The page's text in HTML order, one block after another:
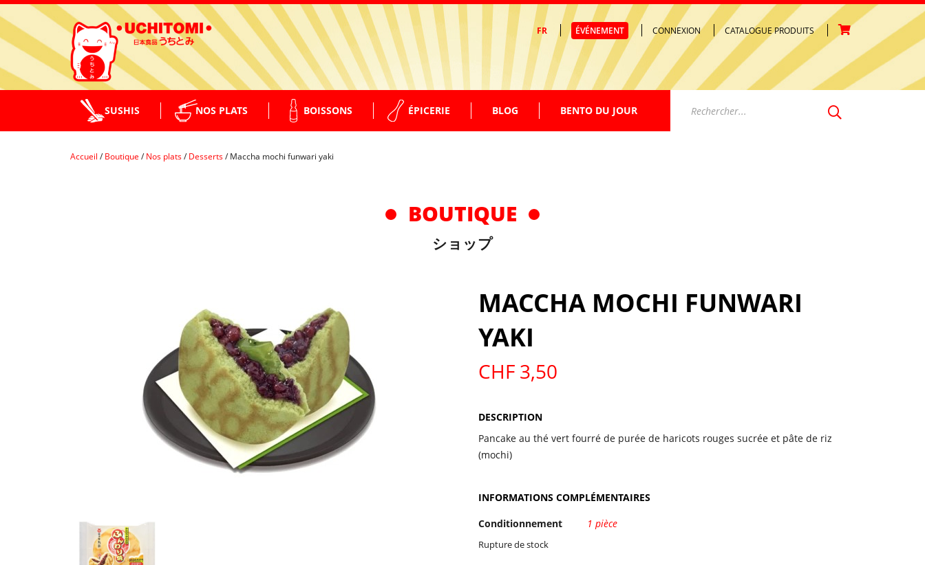
FR ÉVÉNEMENT CONNEXION CATALOGUE PRODUITS
Votre panier est vide.
SUSHIS
MAKI
ASSORTIMENTS
SASHIMI
NOS PLATS
PLATS CHAUDS
SPÉCIALITÉS
DESSERTS
BOISSONS
EAUX – THÉS
SAKE-ALCOOL
ÉPICERIE BLOG BENTO DU JOUR
Accueil /Boutique /Nos plats/Desserts/Maccha mochi funwari yaki
BOUTIQUE
ショップ
MACCHA MOCHI FUNWARI
YAKI
CHF3,50
DESCRIPTION
Pancake au thé vert fourré de purée de haricots rouges sucrée et pâte de riz
(mochi)
INFORMATIONS COMPLÉMENTAIRES
Conditionnement
1 pièce
Rupture de stock